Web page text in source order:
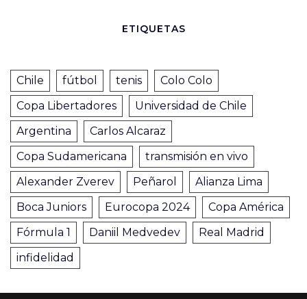
ETIQUETAS
Chile fútbol tenis
Colo Colo
Copa Libertadores
Universidad de Chile
Argentina
Carlos Alcaraz
Copa Sudamericana
transmisión en vivo
Alexander Zverev
Peñarol
Alianza Lima
Boca Juniors
Eurocopa 2024
Copa América
Fórmula 1
Daniil Medvedev
Real Madrid
infidelidad